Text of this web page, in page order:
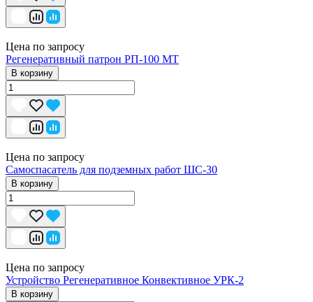
Цена по запросу
Регенеративный патрон РП-100 МТ
В корзину
Цена по запросу
Самоспасатель для подземных работ ШС-30
В корзину
Цена по запросу
Устройство Регенеративное Конвективное УРК-2
В корзину